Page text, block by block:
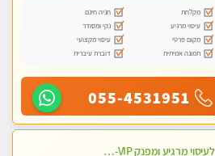
מקלחת
חניה חינם
עיסוי מרגיע
נקי ומסודר
מקום פרטי
עיסוי מקצועי
תמונה אמיתית
דוברת עיברית
055-4531951
לעיסוי מרגיע ומפנק VIP-מומלץ לחלוטין! פרטי! ​​​​​​ Highly recommended